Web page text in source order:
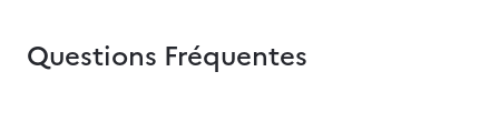
Questions Fréquentes